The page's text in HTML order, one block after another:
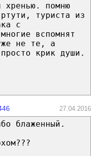
хренью. помню
туриста из
с
вспомнят
не те, а
крик души.
27.04.2016
блаженный.